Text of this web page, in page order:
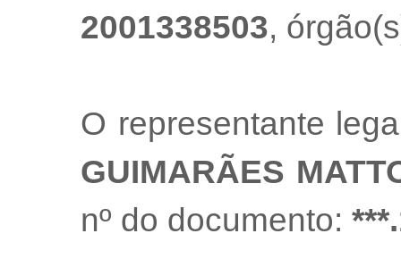
2001338503,
O representante
GUIMARÃES
nº do documento: